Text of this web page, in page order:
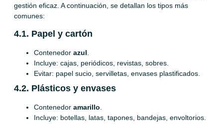
gestión eficaz. A continuación, se detallan los tipos más
comunes:
4.1. Papel y cartón
Contenedor azul
Incluye: cajas, periódicos, revistas, sobres.
Evitar: papel sucio, servilletas, envases plastificados.
4.2. Plásticos y envases
Contenedor amarillo
Incluye: botellas, latas, tapones, bandejas, envoltorios.